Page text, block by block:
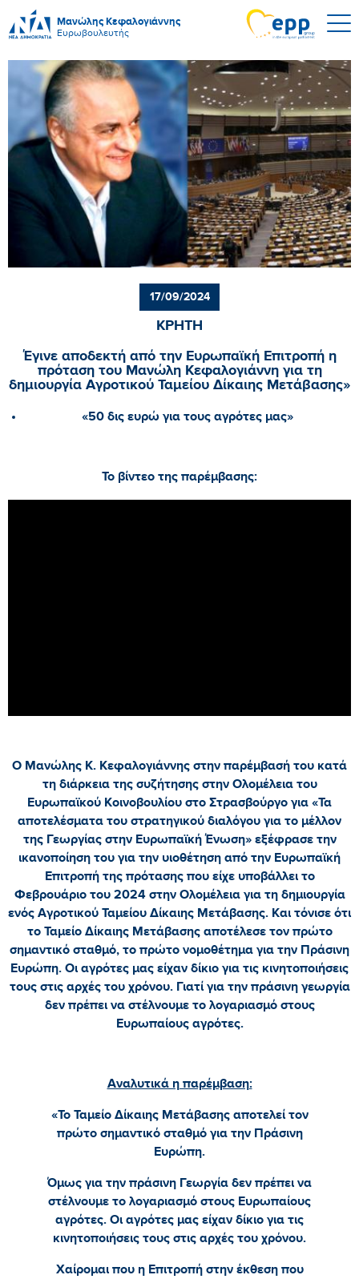
Μανώλης Κεφαλογιάννης
Ευρωβουλευτής
17/09/2024
ΚΡΗΤΗ
Έγινε αποδεκτή από την Ευρωπαϊκή Επιτροπή η
πρόταση του Μανώλη Κεφαλογιάννη για τη
δημιουργία Αγροτικού Ταμείου Δίκαιης Μετάβασης»
«50 δις ευρώ για τους αγρότες μας»
Το βίντεο της παρέμβασης:
Ο Μανώλης Κ. Κεφαλογιάννης στην παρέμβασή του κατά
τη διάρκεια της συζήτησης στην Ολομέλεια του
Ευρωπαϊκού Κοινοβουλίου στο Στρασβούργο για «Τα
αποτελέσματα του στρατηγικού διαλόγου για το μέλλον
της Γεωργίας στην Ευρωπαϊκή Ένωση» εξέφρασε την
ικανοποίηση του για την υιοθέτηση από την Ευρωπαϊκή
Επιτροπή της πρότασης που είχε υποβάλλει το
Φεβρουάριο του 2024 στην Ολομέλεια για τη δημιουργία
ενός Αγροτικού Ταμείου Δίκαιης Μετάβασης. Και τόνισε ότι
το Ταμείο Δίκαιης Μετάβασης αποτέλεσε τον πρώτο
σημαντικό σταθμό, το πρώτο νομοθέτημα για την Πράσινη
Ευρώπη. Οι αγρότες μας είχαν δίκιο για τις κινητοποιήσεις
τους στις αρχές του χρόνου. Γιατί για την πράσινη γεωργία
δεν πρέπει να στέλνουμε το λογαριασμό στους
Ευρωπαίους αγρότες.
Αναλυτικά η παρέμβαση:
«Το Ταμείο Δίκαιης Μετάβασης αποτελεί τον
πρώτο σημαντικό σταθμό για την Πράσινη
Ευρώπη.
Όμως για την πράσινη Γεωργία δεν πρέπει να
στέλνουμε το λογαριασμό στους Ευρωπαίους
αγρότες. Οι αγρότες μας είχαν δίκιο για τις
κινητοποιήσεις τους στις αρχές του χρόνου.
Χαίρομαι που η Επιτροπή στην έκθεση που